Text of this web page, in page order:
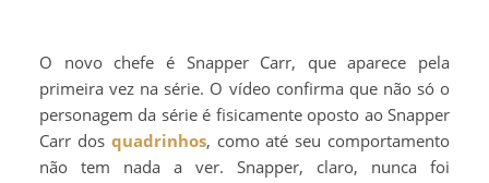
O novo chefe é Snapper Carr, que aparece pela
primeira vez na série. O vídeo confirma que não só o
personagem da série é fisicamente oposto ao Snapper
Carr dos quadrinhos, como até seu comportamento
não tem nada a ver. Snapper, claro, nunca foi